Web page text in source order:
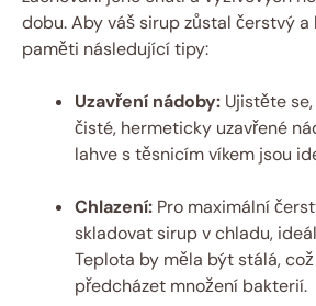
dobu. Aby váš sirup zůstal čerstvý a
paměti následující tipy:
Uzavření nádoby: Ujistěte
čisté, hermeticky uzavřené
lahve s těsnicím víkem jsou
Chlazení: Pro maximální
skladovat sirup v chladu,
Teplota by měla být stálá,
předcházet množení bakterií.